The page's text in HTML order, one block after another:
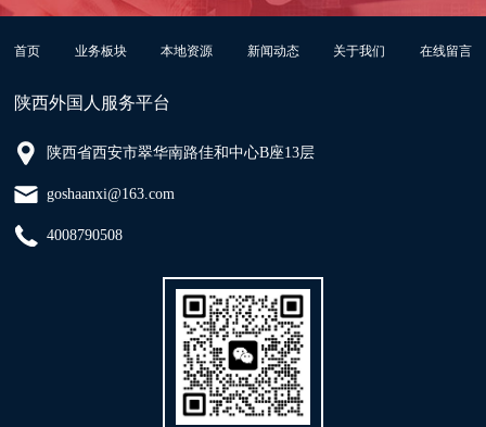
首页 业务板块 本地资源 新闻动态 关于我们 在线留言
陕西外国人服务平台
陕西省西安市翠华南路佳和中心B座13层
goshaanxi@163.com
4008790508